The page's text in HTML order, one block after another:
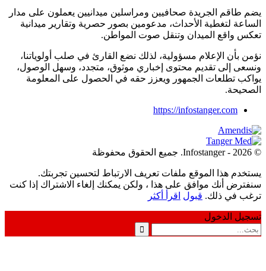
يضم طاقم الجريدة صحافيين ومراسلين ميدانيين يعملون على مدار
الساعة لتغطية الأحداث، مدعومين بصور حصرية وتقارير ميدانية
تعكس واقع الميدان وتنقل صوت المواطن.
نؤمن بأن الإعلام مسؤولية، لذلك نضع القارئ في صلب أولوياتنا،
ونسعى إلى تقديم محتوى إخباري موثوق، متجدد، وسهل الوصول،
يواكب تطلعات الجمهور ويعزز حقه في الحصول على المعلومة
الصحيحة.
https://infostanger.com
© 2026 - Infostanger. جميع الحقوق محفوظة
يستخدم هذا الموقع ملفات تعريف الارتباط لتحسين تجربتك.
سنفترض أنك موافق على هذا ، ولكن يمكنك إلغاء الاشتراك إذا كنت
ترغب في ذلك.قبول اقرأ أكثر
تسجيل الدخول